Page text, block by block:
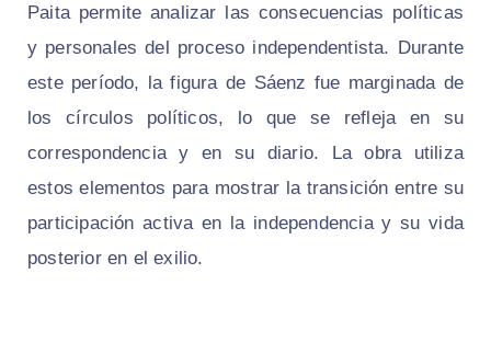
Paita permite analizar las consecuencias políticas
y personales del proceso independentista. Durante
este período, la figura de Sáenz fue marginada de
los círculos políticos, lo que se refleja en su
correspondencia y en su diario. La obra utiliza
estos elementos para mostrar la transición entre su
participación activa en la independencia y su vida
posterior en el exilio.